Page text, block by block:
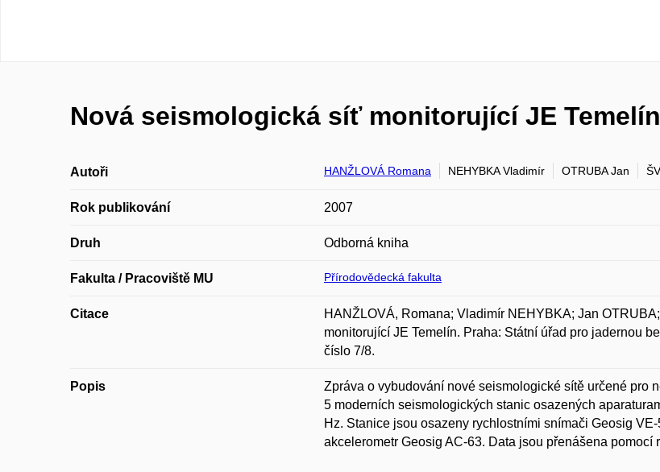
Nová seismologická síť monitorující JE Temelín
Autoři HANŽLOVÁ Romana NEHYBKA Vladimír OTRUBA Jan
Rok publikování 2007
Druh Odborná kniha
Fakulta / Pracoviště MU Přírodovědecká fakulta
Citace
HANŽLOVÁ, Romana; Vladimír NEHYBKA; Jan
monitorující JE Temelín. Praha: Státní úřad pro jadernou
číslo 7/8.
Popis
Zpráva o vybudování nové seismologické sítě určené pro
5 moderních seismologických stanic osazených
Hz. Stanice jsou osazeny rychlostními snímači Geosig
akcelerometr Geosig AC-63. Data jsou přenášena pomocí